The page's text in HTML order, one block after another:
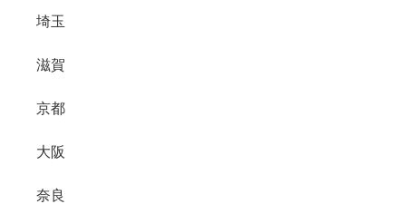
埼玉
滋賀
京都
大阪
奈良